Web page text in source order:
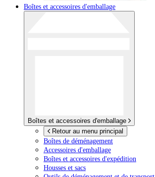
Boîtes et accessoires d'emballage
Boîtes et accessoires d'emballage
Retour au menu principal
Boîtes de déménagement
Accessoires d'emballage
Boîtes et accessoires d'expédition
Housses et sacs